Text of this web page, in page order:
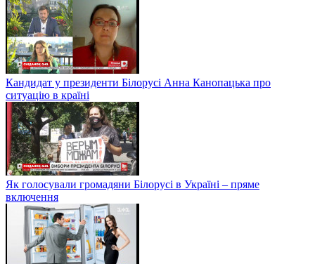
Кандидат у президенти Білорусі Анна Канопацька про
ситуацію в країні
Як голосували громадяни Білорусі в Україні – пряме
включення